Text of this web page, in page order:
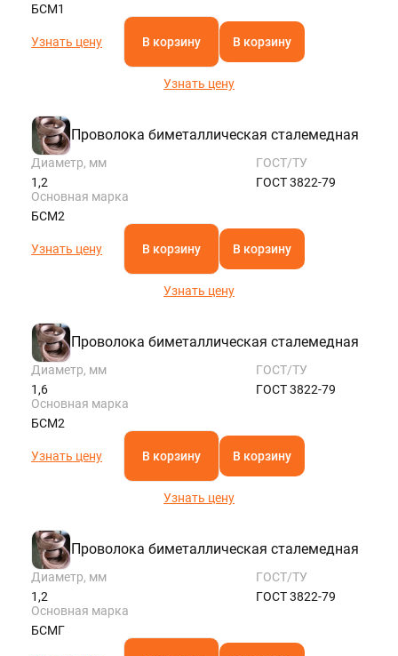
БСМ1
Узнать цену В корзину В корзину
Узнать цену
Проволока биметаллическая сталемедная
Диаметр, мм
1,2
ГОСТ/ТУ
ГОСТ 3822-79
Основная марка
БСМ2
Узнать цену В корзину В корзину
Узнать цену
Проволока биметаллическая сталемедная
Диаметр, мм
1,6
ГОСТ/ТУ
ГОСТ 3822-79
Основная марка
БСМ2
Узнать цену В корзину В корзину
Узнать цену
Проволока биметаллическая сталемедная
Диаметр, мм
1,2
ГОСТ/ТУ
ГОСТ 3822-79
Основная марка
БСМГ